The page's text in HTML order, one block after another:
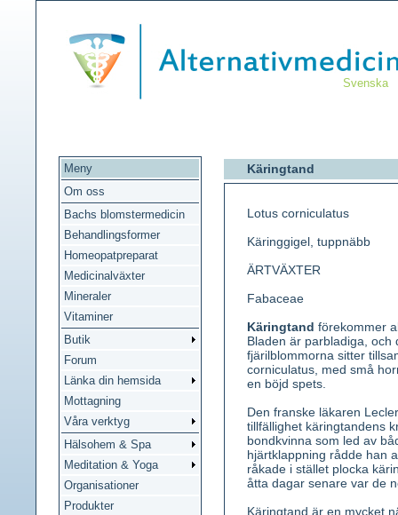
Svenska
Meny
Om oss
Bachs blomstermedicin
Behandlingsformer
Homeopatpreparat
Medicinalväxter
Mineraler
Vitaminer
Butik
Forum
Länka din hemsida
Mottagning
Våra verktyg
Hälsohem & Spa
Meditation & Yoga
Organisationer
Produkter
Käringtand
Lotus corniculatus
Käringgigel, tuppnäbb
ÄRTVÄXTER
Fabaceae
Käringtand förekommer
Bladen är parbladiga, och
fjärilblommorna sitter
corniculatus, med små
en böjd spets.
Den franske läkaren
tillfällighet käringtandens
bondkvinna som led av
hjärtklappning rådde han
råkade i stället plocka
åtta dagar senare var de
Käringtand är en mycket